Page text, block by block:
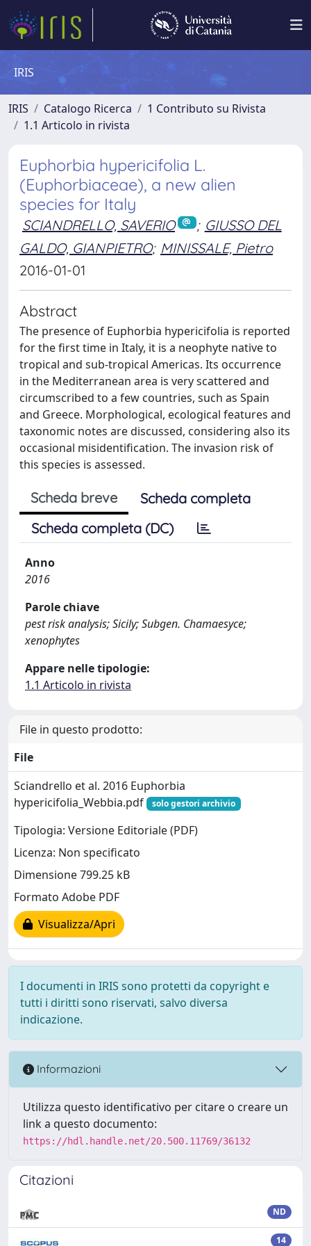
IRIS
IRIS Catalogo Ricerca
1 Contributo su Rivista
1.1 Articolo in rivista
Euphorbia hypericifolia L.
(Euphorbiaceae), a new alien
species for Italy
SCIANDRELLO, SAVERIO ; GIUSSO DEL
GALDO, GIANPIETRO; MINISSALE, Pietro
2016-01-01
Abstract
The presence of Euphorbia hypericifolia is reported
for the first time in Italy, it is a neophyte native to
tropical and sub-tropical Americas. Its occurrence
in the Mediterranean area is very scattered and
circumscribed to a few countries, such as Spain
and Greece. Morphological, ecological features and
taxonomic notes are discussed, considering also its
occasional misidentification. The invasion risk of
this species is assessed.
Scheda breve
Scheda completa
Scheda completa (DC)
Anno
2016
Parole chiave
pest risk analysis; Sicily; Subgen. Chamaesyce;
xenophytes
Appare nelle tipologie:
1.1 Articolo in rivista
File in questo prodotto:
File
Sciandrello et al. 2016 Euphorbia
hypericifolia_Webbia.pdf
solo gestori archivio
Tipologia: Versione Editoriale (PDF)
Licenza: Non specificato
Dimensione 799.25 kB
Formato Adobe PDF
Visualizza/Apri
I documenti in IRIS sono protetti da copyright e
tutti i diritti sono riservati, salvo diversa
indicazione.
Informazioni
Utilizza questo identificativo per citare o creare un
link a questo documento:
https://hdl.handle.net/20.500.11769/36132
Citazioni
ND
14